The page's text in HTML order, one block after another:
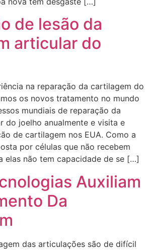
de lesão da
articular do
na reparação da cartilagem do
os novos tratamento no mundo
mundiais de reparação da
do joelho anualmente e visita e
de cartilagem nos EUA. Como a
por células que não recebem
elas não tem capacidade de se […]
Auxiliam
Da
das articulações são de difícil